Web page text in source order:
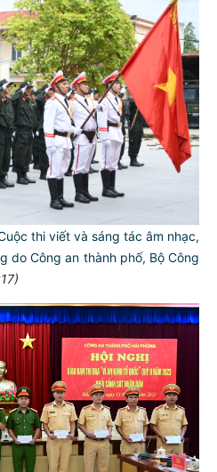
thi viết và sáng tác âm nhạc,
do Công an thành phố, Bộ Công